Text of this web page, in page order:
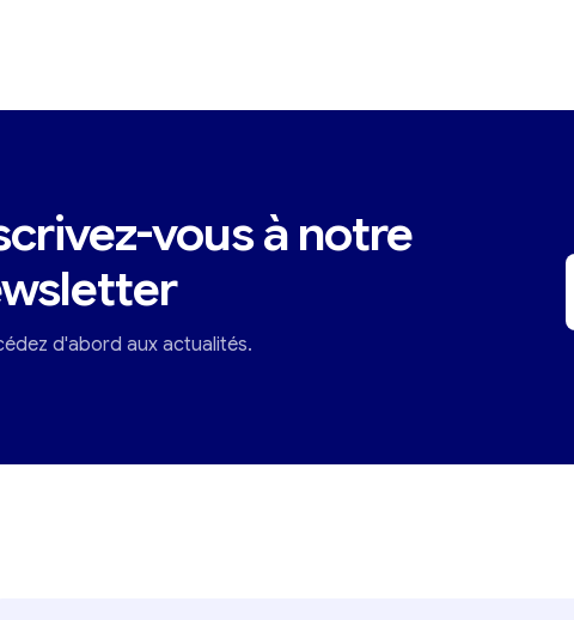
vous à notre
d'abord aux actualités.